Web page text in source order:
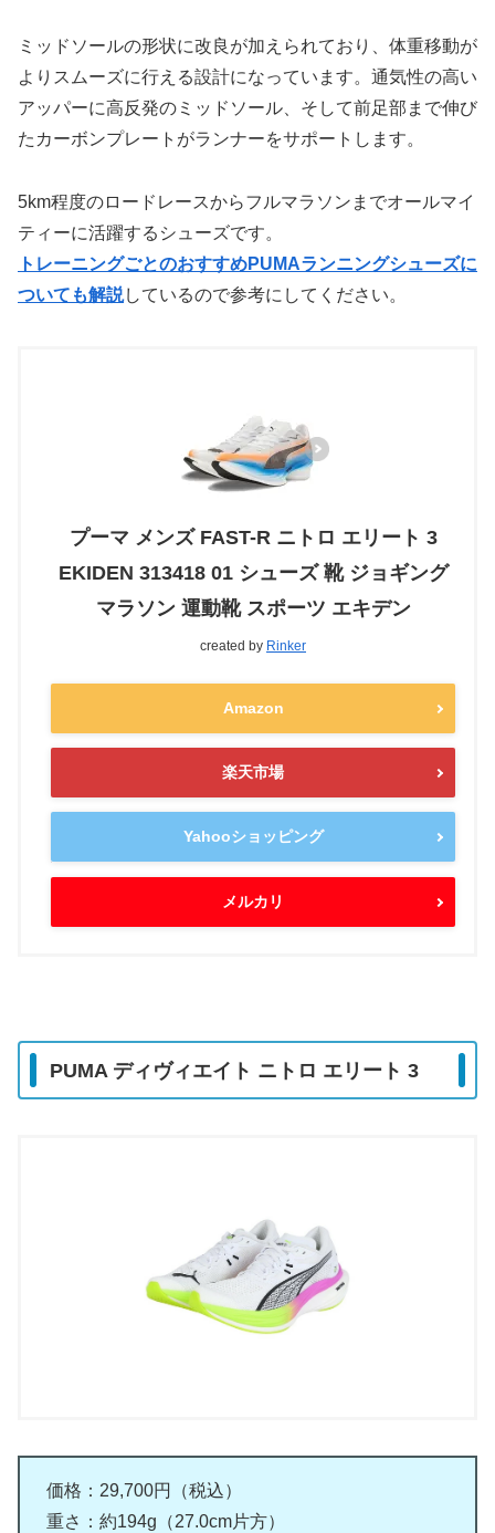
ミッドソールの形状に改良が加えられており、体重移動が
よりスムーズに行える設計になっています。通気性の高い
アッパーに高反発のミッドソール、そして前足部まで伸び
たカーボンプレートがランナーをサポートします。
5km程度のロードレースからフルマラソンまでオールマイ
ティーに活躍するシューズです。
トレーニングごとのおすすめPUMAランニングシューズに
ついても解説しているので参考にしてください。
プーマ メンズ FAST-R ニトロ エリート 3
EKIDEN 313418 01 シューズ 靴 ジョギング
マラソン 運動靴 スポーツ エキデン
created by Rinker
Amazon
楽天市場
Yahooショッピング
メルカリ
PUMA ディヴィエイト ニトロ エリート 3
価格：29,700円（税込）
重さ：約194g（27.0cm片方）